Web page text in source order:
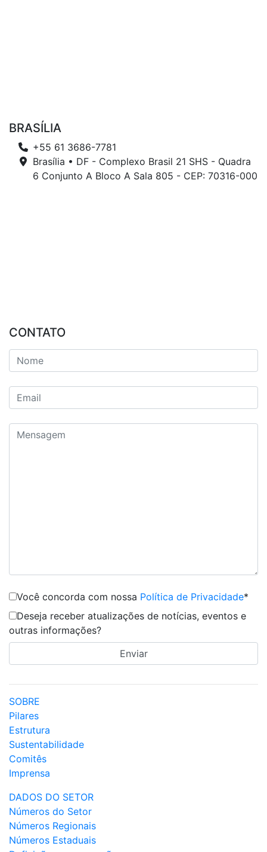
BRASÍLIA
+55 61 3686-7781
Brasília • DF - Complexo Brasil 21 SHS - Quadra
6 Conjunto A Bloco A Sala 805 - CEP: 70316-000
CONTATO
Você concorda com nossa Política de Privacidade*
Deseja receber atualizações de notícias, eventos e
outras informações?
SOBRE
Pilares
Estrutura
Sustentabilidade
Comitês
Imprensa
DADOS DO SETOR
Números do Setor
Números Regionais
Números Estaduais